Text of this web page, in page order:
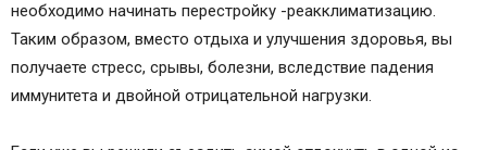
необходимо начинать перестройку -реакклиматизацию.
Таким образом, вместо отдыха и улучшения здоровья, вы
получаете стресс, срывы, болезни, вследствие падения
иммунитета и двойной отрицательной нагрузки.